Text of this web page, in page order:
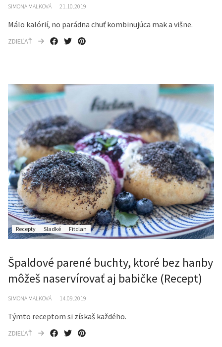
SIMONA MALKOVÁ 21.10.2019
Málo kalórií, no parádna chuť kombinujúca mak a višne.
ZDIEĽAŤ
Recepty Sladké Fitclan
Špaldové parené buchty, ktoré bez hanby
môžeš naservírovať aj babičke (Recept)
SIMONA MALKOVÁ 14.09.2019
Týmto receptom si získaš každého.
ZDIEĽAŤ